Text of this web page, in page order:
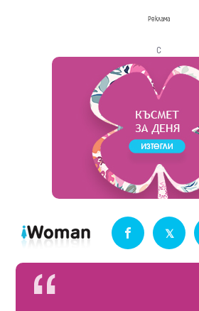
Реклама
с